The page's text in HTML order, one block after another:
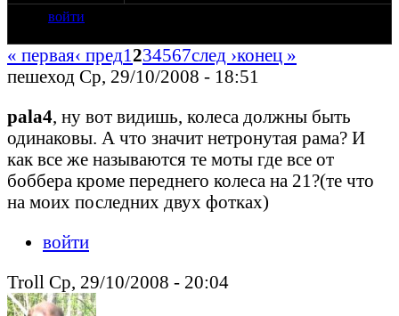
войти
« первая‹ пред1234567след ›конец »
пешеход Ср, 29/10/2008 - 18:51
pala4, ну вот видишь, колеса должны быть
одинаковы. А что значит нетронутая рама? И
как все же называются те моты где все от
боббера кроме переднего колеса на 21?(те что
на моих последних двух фотках)
войти
Troll Ср, 29/10/2008 - 20:04